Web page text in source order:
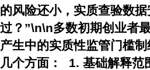
的风险还小，实质查验数
过？”\n\n多数初期创业者
产生中的实质性监管门槛
几个方面： 1. 基础解释范